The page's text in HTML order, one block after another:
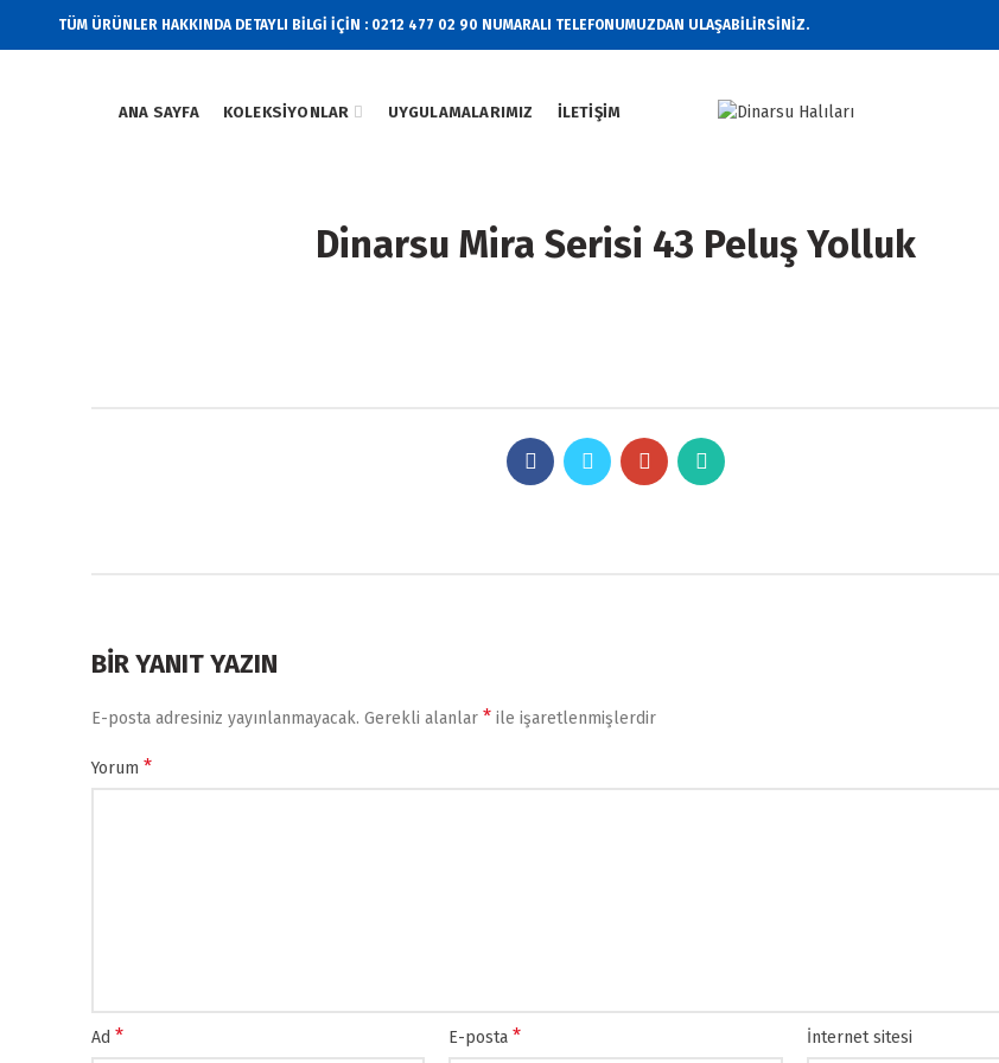
TÜM ÜRÜNLER HAKKINDA DETAYLI BİLGİ İÇİN : 0212 477 02 90 NUMARALI TELEFONUMUZDAN ULAŞABİLİRSİNİZ.
ANA SAYFA KOLEKSIYONLAR UYGULAMALARIMIZ İLETIŞIM
Dinarsu Mira Serisi 43 Peluş Yolluk
BIR YANIT YAZIN
E-posta adresiniz yayınlanmayacak. Gerekli alanlar *ile işaretlenmişlerdir
Yorum *
Ad * E-posta* İnternet sitesi